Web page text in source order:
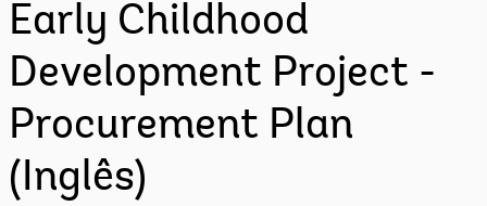
Early Childhood
Development Project -
Procurement Plan
(Inglês)